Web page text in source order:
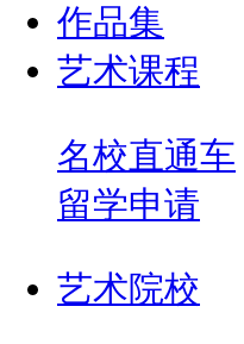
作品集
艺术课程
名校直通车
留学申请
艺术院校